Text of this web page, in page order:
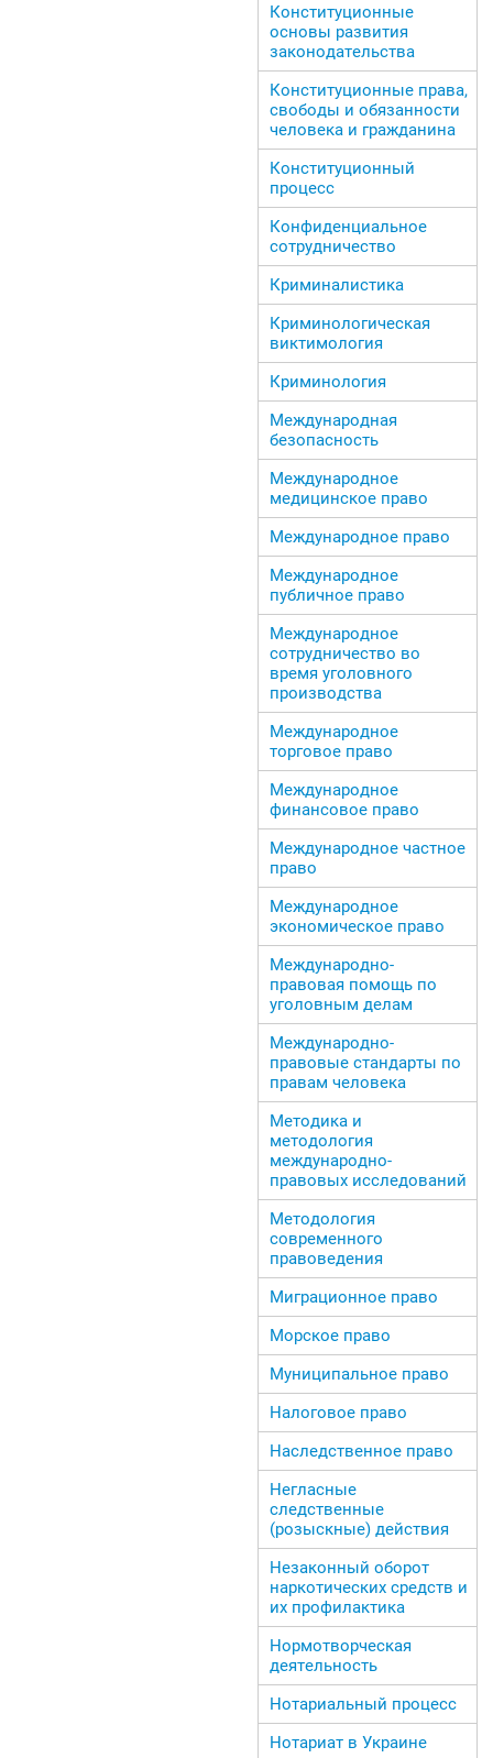
Конституционные
основы развития
законодательства
Конституционные права,
свободы и обязанности
человека и гражданина
Конституционный
процесс
Конфиденциальное
сотрудничество
Криминалистика
Криминологическая
виктимология
Криминология
Международная
безопасность
Международное
медицинское право
Международное право
Международное
публичное право
Международное
сотрудничество во
время уголовного
производства
Международное
торговое право
Международное
финансовое право
Международное частное
право
Международное
экономическое право
Международно-
правовая помощь по
уголовным делам
Международно-
правовые стандарты по
правам человека
Методика и
методология
международно-
правовых исследований
Методология
современного
правоведения
Миграционное право
Морское право
Муниципальное право
Налоговое право
Наследственное право
Негласные
следственные
(розыскные) действия
Незаконный оборот
наркотических средств и
их профилактика
Нормотворческая
деятельность
Нотариальный процесс
Нотариат в Украине